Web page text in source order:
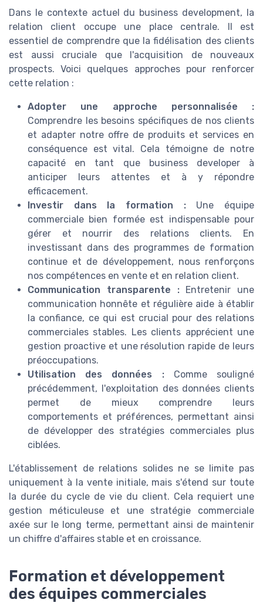
Dans le contexte actuel du business development, la
relation client occupe une place centrale. Il est
essentiel de comprendre que la fidélisation des clients
est aussi cruciale que l'acquisition de nouveaux
prospects. Voici quelques approches pour renforcer
cette relation :
Adopter une approche personnalisée :
Comprendre les besoins spécifiques de nos clients
et adapter notre offre de produits et services en
conséquence est vital. Cela témoigne de notre
capacité en tant que business developer à
anticiper leurs attentes et à y répondre
efficacement.
Investir dans la formation :Une équipe
commerciale bien formée est indispensable pour
gérer et nourrir des relations clients. En
investissant dans des programmes de formation
continue et de développement, nous renforçons
nos compétences en vente et en relation client.
Communication transparente :Entretenir une
communication honnête et régulière aide à établir
la confiance, ce qui est crucial pour des relations
commerciales stables. Les clients apprécient une
gestion proactive et une résolution rapide de leurs
préoccupations.
Utilisation des données :Comme souligné
précédemment, l'exploitation des données clients
permet de mieux comprendre leurs
comportements et préférences, permettant ainsi
de développer des stratégies commerciales plus
ciblées.
L'établissement de relations solides ne se limite pas
uniquement à la vente initiale, mais s'étend sur toute
la durée du cycle de vie du client. Cela requiert une
gestion méticuleuse et une stratégie commerciale
axée sur le long terme, permettant ainsi de maintenir
un chiffre d'affaires stable et en croissance.
Formation et développement
des équipes commerciales